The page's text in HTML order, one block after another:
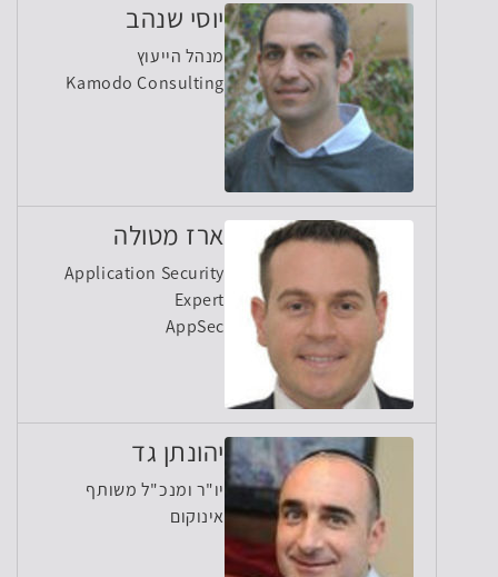
יוסי שנהב
מנהל הייעוץ
Kamodo Consulting
ארז מטולה
Application Security
Expert
AppSec
יהונתן גד
יו"ר ומנכ"ל משותף
אינוקום